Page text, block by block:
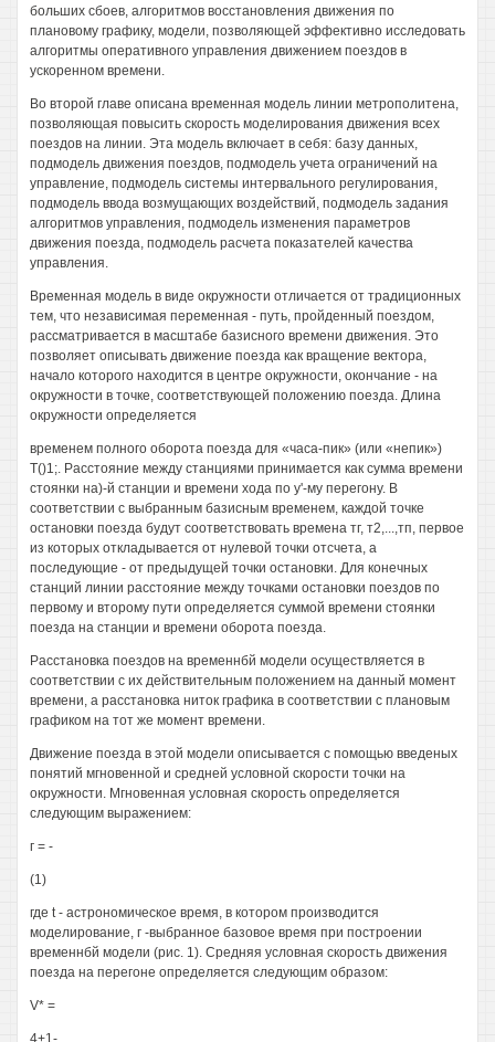
больших сбоев, алгоритмов восстановления движения по
плановому графику, модели, позволяющей эффективно исследовать
алгоритмы оперативного управления движением поездов в
ускоренном времени.
Во второй главе описана временная модель линии метрополитена,
позволяющая повысить скорость моделирования движения всех
поездов на линии. Эта модель включает в себя: базу данных,
подмодель движения поездов, подмодель учета ограничений на
управление, подмодель системы интервального регулирования,
подмодель ввода возмущающих воздействий, подмодель задания
алгоритмов управления, подмодель изменения параметров
движения поезда, подмодель расчета показателей качества
управления.
Временная модель в виде окружности отличается от традиционных
тем, что независимая переменная - путь, пройденный поездом,
рассматривается в масштабе базисного времени движения. Это
позволяет описывать движение поезда как вращение вектора,
начало которого находится в центре окружности, окончание - на
окружности в точке, соответствующей положению поезда. Длина
окружности определяется
временем полного оборота поезда для «часа-пик» (или «непик»)
Т()1;. Расстояние между станциями принимается как сумма времени
стоянки на)-й станции и времени хода по у'-му перегону. В
соответствии с выбранным базисным временем, каждой точке
остановки поезда будут соответствовать времена тг, т2,...,тп, первое
из которых откладывается от нулевой точки отсчета, а
последующие - от предыдущей точки остановки. Для конечных
станций линии расстояние между точками остановки поездов по
первому и второму пути определяется суммой времени стоянки
поезда на станции и времени оборота поезда.
Расстановка поездов на временнбй модели осуществляется в
соответствии с их действительным положением на данный момент
времени, а расстановка ниток графика в соответствии с плановым
графиком на тот же момент времени.
Движение поезда в этой модели описывается с помощью введеных
понятий мгновенной и средней условной скорости точки на
окружности. Мгновенная условная скорость определяется
следующим выражением:
г = -
(1)
где t - астрономическое время, в котором производится
моделирование, г -выбранное базовое время при построении
временнбй модели (рис. 1). Средняя условная скорость движения
поезда на перегоне определяется следующим образом:
V* =
4+1-